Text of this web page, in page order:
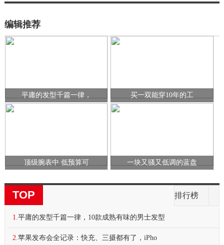
编辑推荐
平庸的发型千篇一律， 买一双能穿10年的工
顶级腕表中 低预算可 一块又骚又低调的蓝盘
TOP 排行榜
1. 平庸的发型千篇一律，10款成熟有味的男士发型
2. 苹果发布会全记录：快充、三摄都有了，iPho